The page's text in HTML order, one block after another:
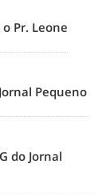
Pr. Leone
Pequeno
do Jornal